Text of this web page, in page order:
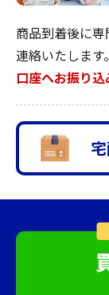
商品到着後に
連絡いたしま
口座へお振り込